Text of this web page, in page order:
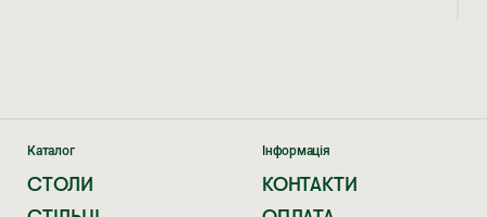
Уже не одне десятиліття ми виготовляємо елітні меблі з
Україні та країнах ЄС замовляють у нас.
ЕКСКЛЮЗИВНІ ДЕРЕВ’ЯНІ МЕБЛІ
Каталог
СТОЛИ
Інформація
КОНТАКТИ